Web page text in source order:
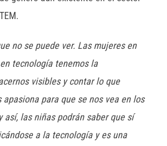
no se puede ver. Las mujeres en
tecnología tenemos la
visibles y contar lo que
apasiona para que se nos vea en los
así, las niñas podrán saber que sí
a la tecnología y es una